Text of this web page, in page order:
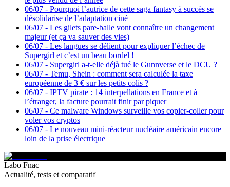
06/07 - Pourquoi l’autrice de cette saga fantasy à succès se
désolidarise de l’adaptation ciné
06/07 - Les gilets pare-balle vont connaître un changement
majeur (et ça va sauver des vies)
06/07 - Les langues se délient pour expliquer l’échec de
Supergirl et c’est un beau bordel !
06/07 - Supergirl a-t-elle déjà tué le Gunnverse et le DCU ?
06/07 - Temu, Shein : comment sera calculée la taxe
européenne de 3 € sur les petits colis ?
06/07 - IPTV pirate : 14 interpellations en France et à
l’étranger, la facture pourrait finir par piquer
06/07 - Ce malware Windows surveille vos copier-coller pour
voler vos cryptos
06/07 - Le nouveau mini-réacteur nucléaire américain encore
loin de la prise électrique
Labo Fnac
Actualité, tests et comparatif